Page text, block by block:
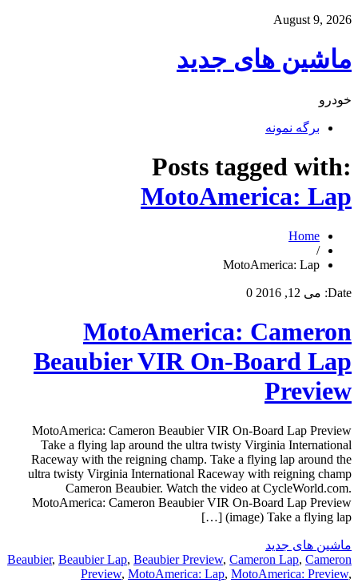
August 9, 2026
ماشین های جدید
خودرو
برگه نمونه
Posts tagged with:
MotoAmerica: Lap
Home
/
MotoAmerica: Lap
Date: می 12, 2016 0
MotoAmerica: Cameron
Beaubier VIR On-Board Lap
Preview
MotoAmerica: Cameron Beaubier VIR On-Board Lap Preview
Take a flying lap around the ultra twisty Virginia International
Raceway with the reigning champ. Take a flying lap around the
ultra twisty Virginia International Raceway with reigning champ
Cameron Beaubier. Watch the video at CycleWorld.com.
MotoAmerica: Cameron Beaubier VIR On-Board Lap Preview
(image) Take a flying lap […]
ماشین های جدید
Beaubier, Beaubier Lap, Beaubier Preview, Cameron Lap, Cameron
Preview, MotoAmerica: Lap, MotoAmerica: Preview,